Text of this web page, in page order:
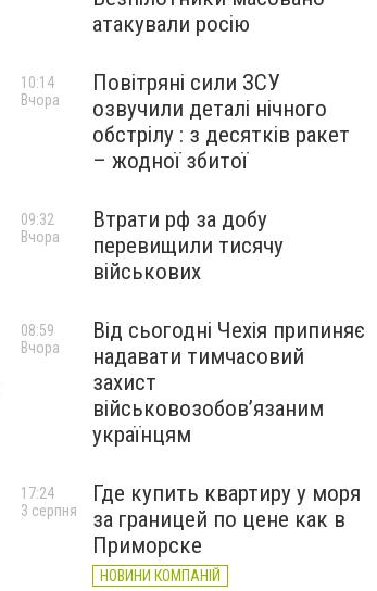
атакували росію
Повітряні сили ЗСУ
озвучили деталі нічного
обстрілу : з десятків ракет
– жодної збитої
10:14
Вчора
Втрати рф за добу
перевищили тисячу
військових
09:32
Вчора
Від сьогодні Чехія припиняє
надавати тимчасовий
захист
військовозобов’язаним
українцям
08:59
Вчора
Где купить квартиру у моря
за границей по цене как в
Приморске
НОВИНИ КОМПАНІЙ
17:24
3 серпня